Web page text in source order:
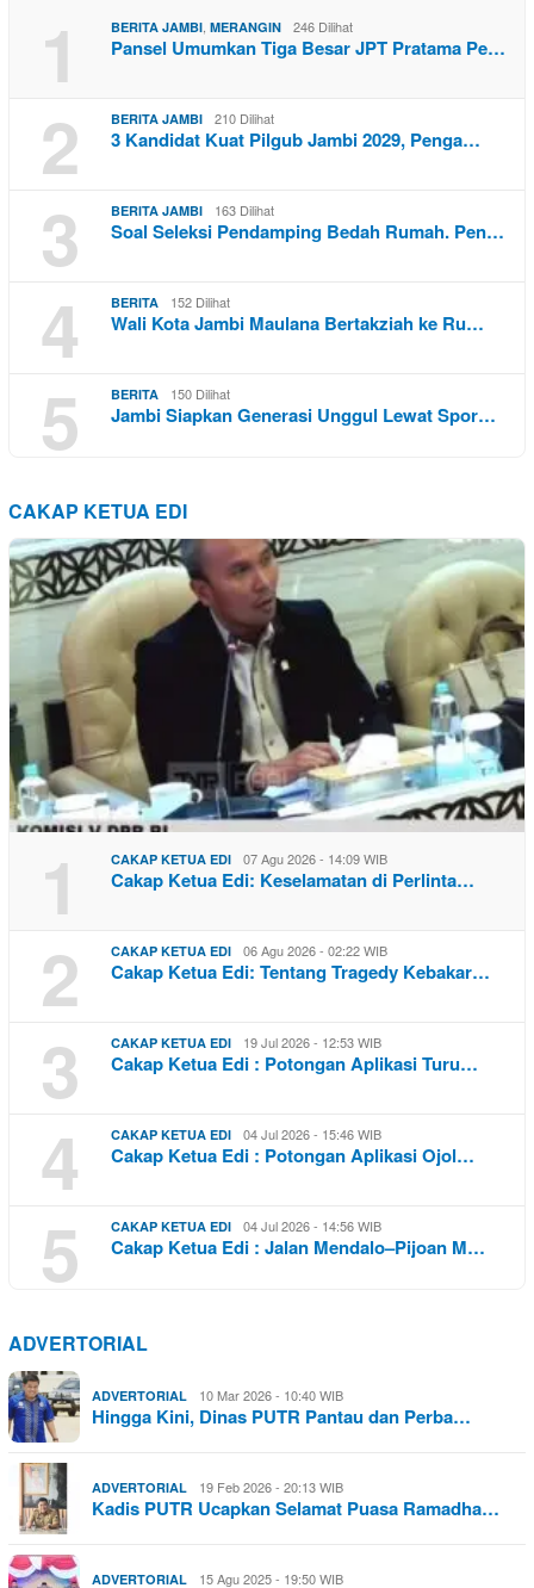
1 BERITA JAMBI, MERANGIN 246 Dilihat
Pansel Umumkan Tiga Besar JPT Pratama Pe…
2 BERITA JAMBI 210 Dilihat
3 Kandidat Kuat Pilgub Jambi 2029, Penga…
3 BERITA JAMBI 163 Dilihat
Soal Seleksi Pendamping Bedah Rumah. Pen…
4 BERITA 152 Dilihat
Wali Kota Jambi Maulana Bertakziah ke Ru…
5 BERITA 150 Dilihat
Jambi Siapkan Generasi Unggul Lewat Spor…
CAKAP KETUA EDI
1 CAKAP KETUA EDI 07 Agu 2026 - 14:09 WIB
Cakap Ketua Edi: Keselamatan di Perlinta…
2 CAKAP KETUA EDI 06 Agu 2026 - 02:22 WIB
Cakap Ketua Edi: Tentang Tragedy Kebakar…
3 CAKAP KETUA EDI 19 Jul 2026 - 12:53 WIB
Cakap Ketua Edi : Potongan Aplikasi Turu…
4 CAKAP KETUA EDI 04 Jul 2026 - 15:46 WIB
Cakap Ketua Edi : Potongan Aplikasi Ojol…
5 CAKAP KETUA EDI 04 Jul 2026 - 14:56 WIB
Cakap Ketua Edi : Jalan Mendalo–Pijoan M…
ADVERTORIAL
ADVERTORIAL 10 Mar 2026 - 10:40 WIB
Hingga Kini, Dinas PUTR Pantau dan Perba…
ADVERTORIAL 19 Feb 2026 - 20:13 WIB
Kadis PUTR Ucapkan Selamat Puasa Ramadha…
ADVERTORIAL 15 Agu 2025 - 19:50 WIB